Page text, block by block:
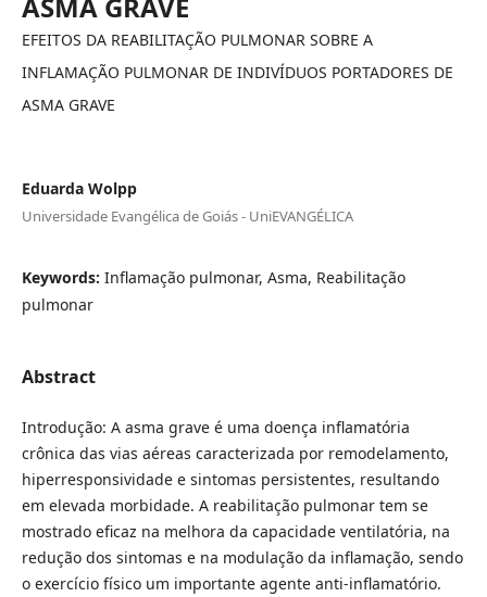
EFEITOS DA REABILITAÇÃO PULMONAR SOBRE A
INFLAMAÇÃO PULMONAR DE INDIVÍDUOS PORTADORES DE
ASMA GRAVE
Eduarda Wolpp
Universidade Evangélica de Goiás - UniEVANGÉLICA
Keywords: Inflamação pulmonar, Asma, Reabilitação
pulmonar
Abstract
Introdução: A asma grave é uma doença inflamatória
crônica das vias aéreas caracterizada por remodelamento,
hiperresponsividade e sintomas persistentes, resultando
em elevada morbidade. A reabilitação pulmonar tem se
mostrado eficaz na melhora da capacidade ventilatória, na
redução dos sintomas e na modulação da inflamação, sendo
o exercício físico um importante agente anti-inflamatório.